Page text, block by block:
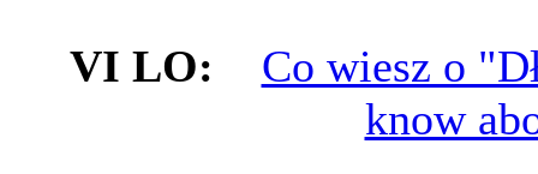
VI LO:
Co wiesz o
know